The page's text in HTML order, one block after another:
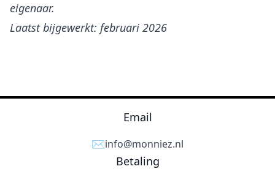
eigenaar.
Laatst bijgewerkt: februari 2026
Email
✉️info@monniez.nl
Betaling